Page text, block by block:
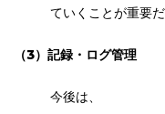
ていくことが重要だ
（3）記録 ・ログ管理
今後は、